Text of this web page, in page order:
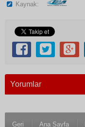
Kaynak:
Yorumlar
Geri Ana Sayfa